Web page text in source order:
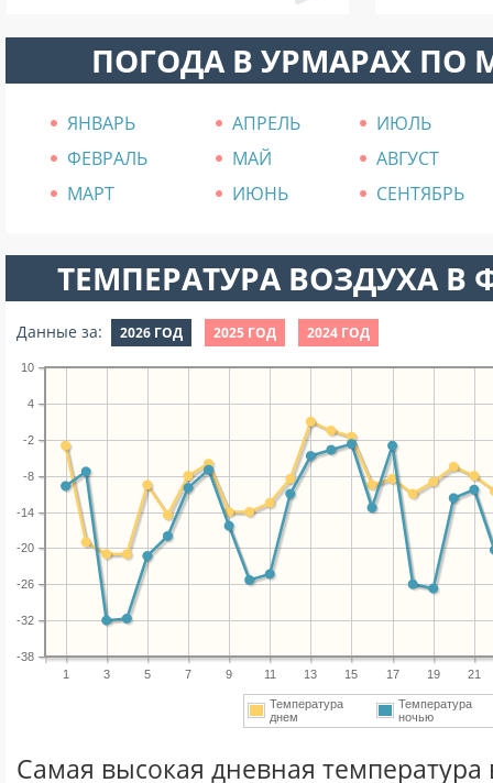
ПОГОДА В УРМАРАХ ПО
ЯНВАРЬ АПРЕЛЬ
ИЮЛЬ
ФЕВРАЛЬ
МАЙ
АВГУСТ
МАРТ
ИЮНЬ СЕНТЯБРЬ
ТЕМПЕРАТУРА ВОЗДУХА В
Данные за: 2026 ГОД 2025 ГОД 2024 ГОД
1 3 5 7 9 11 13 15 17 19 21
-38
-32
-26
-20
-14
-8
-2
4
10
Температура
днем
Температура
ночью
Самая высокая дневная температура